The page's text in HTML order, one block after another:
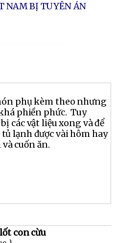
NAM BỊ TUYÊN ÁN
phụ kèm theo nhưng
phiền phức. Tuy
các vật liệu xong và để
lạnh được vài hôm hay
cuốn ăn.
con cừu